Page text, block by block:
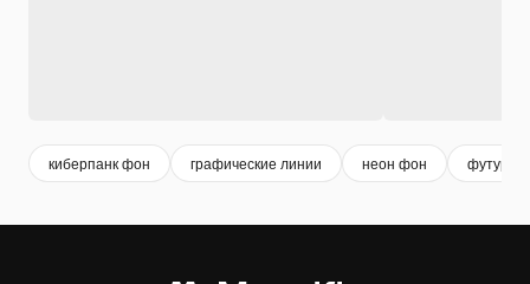
киберпанк фон графические линии неон фон